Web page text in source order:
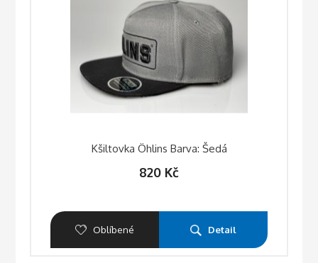
Kšiltovka Öhlins Barva: Šedá
820 Kč
Oblíbené Detail